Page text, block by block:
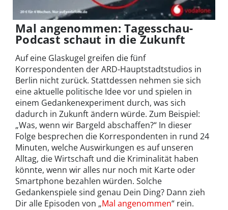
Mal angenommen: Tagesschau-
Podcast schaut in die Zukunft
Auf eine Glaskugel greifen die fünf
Korrespondenten der ARD-Hauptstadtstudios in
Berlin nicht zurück. Stattdessen nehmen sie sich
eine aktuelle politische Idee vor und spielen in
einem Gedankenexperiment durch, was sich
dadurch in Zukunft ändern würde. Zum Beispiel:
„Was, wenn wir Bargeld abschaffen?“ In dieser
Folge besprechen die Korrespondenten in rund 24
Minuten, welche Auswirkungen es auf unseren
Alltag, die Wirtschaft und die Kriminalität haben
könnte, wenn wir alles nur noch mit Karte oder
Smartphone bezahlen würden. Solche
Gedankenspiele sind genau Dein Ding? Dann zieh
Dir alle Episoden von „Mal angenommen“ rein.